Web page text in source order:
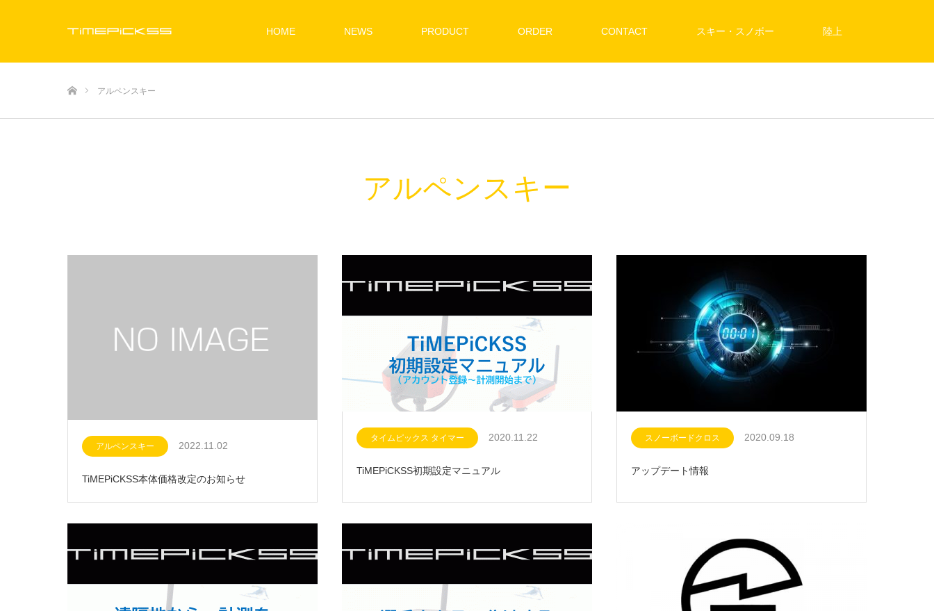
HOME NEWS PRODUCT ORDER CONTACT スキー・スノボー 陸上
アルペンスキー
アルペンスキー
アルペンスキー 2022.11.02
TiMEPiCKSS本体価格改定のお知らせ
タイムピックス タイマー 2020.11.22
TiMEPiCKSS初期設定マニュアル
スノーボードクロス 2020.09.18
アップデート情報